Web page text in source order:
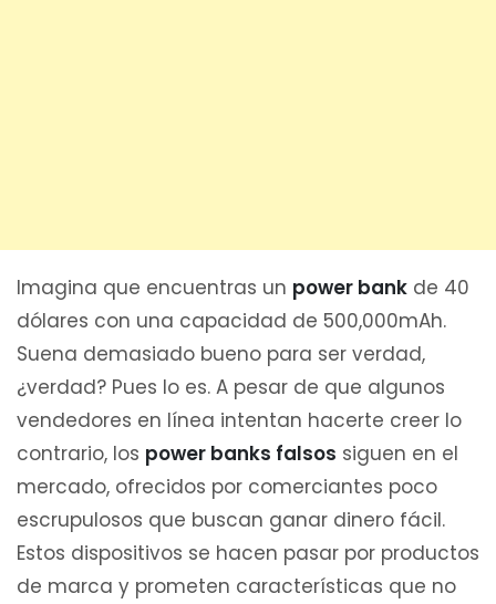
Imagina que encuentras un power bank de 40
dólares con una capacidad de 500,000mAh.
Suena demasiado bueno para ser verdad,
¿verdad? Pues lo es. A pesar de que algunos
vendedores en línea intentan hacerte creer lo
contrario, los power banks falsos siguen en el
mercado, ofrecidos por comerciantes poco
escrupulosos que buscan ganar dinero fácil.
Estos dispositivos se hacen pasar por productos
de marca y prometen características que no